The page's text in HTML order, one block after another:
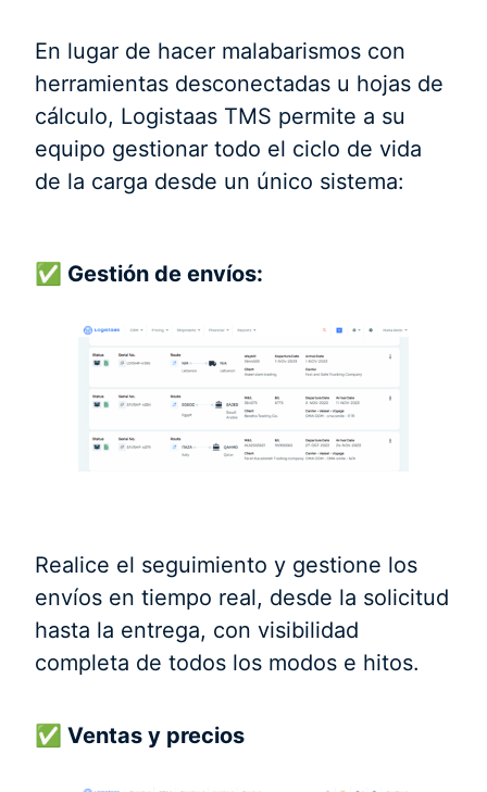
En lugar de hacer malabarismos con
herramientas desconectadas u hojas de
cálculo, Logistaas TMS permite a su
equipo gestionar todo el ciclo de vida
de la carga desde un único sistema:
✅ Gestión de envíos:
Realice el seguimiento y gestione los
envíos en tiempo real, desde la solicitud
hasta la entrega, con visibilidad
completa de todos los modos e hitos.
✅ Ventas y precios